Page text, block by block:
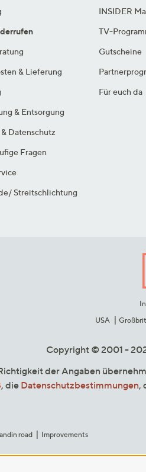
& Lieferung
& Entsorgung
Datenschutz
Fragen
Streitschlichtung
INSIDER
TV-
Gutscheine
Für euch da
USA
Copyright © 2001 -
der Angaben
, die Datenschutzbestimmungen,
road Improvements